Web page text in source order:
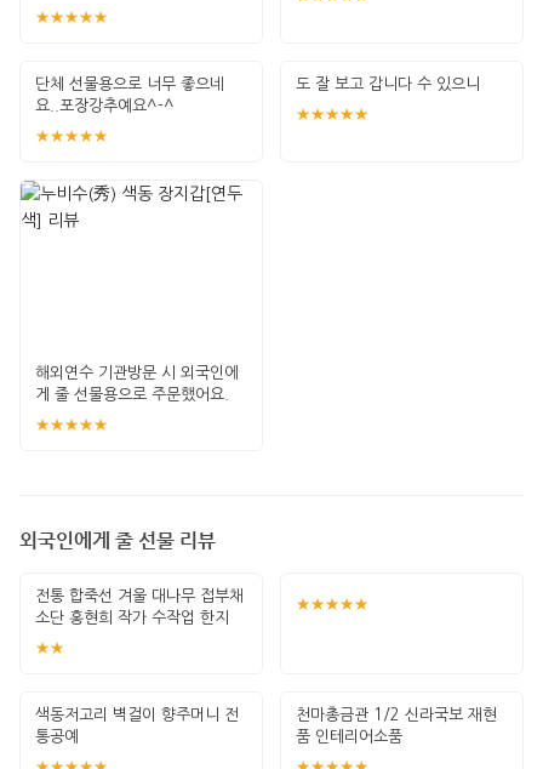
★★★★★
단체 선물용으로 너무 좋으네
요..포장강추예요^-^
★★★★★
도 잘 보고 갑니다 수 있으니
★★★★★
해외연수 기관방문 시 외국인에
게 줄 선물용으로 주문했어요.
포장 깔끔하고
★★★★★
외국인에게 줄 선물 리뷰
전통 합죽선 겨울 대나무 접부채
소단 홍현희 작가 수작업 한지
그림 고급
★★
★★★★★
색동저고리 벽걸이 향주머니 전
통공예
천마총금관 1/2 신라국보 재현
품 인테리어소품